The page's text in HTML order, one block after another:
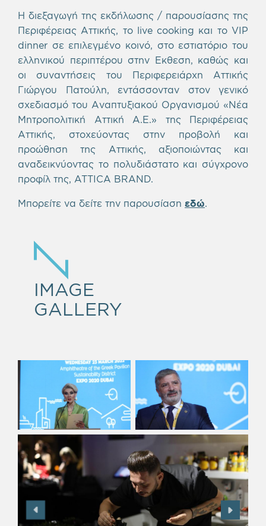
Η διεξαγωγή της εκδήλωσης / παρουσίασης της
Περιφέρειας Αττικής, το live cooking και το VIP
dinner σε επιλεγμένο κοινό, στο εστιατόριο του
ελληνικού περιπτέρου στην Εκθεση, καθώς και
οι συναντήσεις του Περιφερειάρχη Αττικής
Γιώργου Πατούλη, εντάσσονταν στον γενικό
σχεδιασμό του Αναπτυξιακού Οργανισμού «Νέα
Μητροπολιτική Αττική Α.Ε.» της Περιφέρειας
Αττικής, στοχεύοντας στην προβολή και
προώθηση της Αττικής, αξιοποιώντας και
αναδεικνύοντας το πολυδιάστατο και σύγχρονο
προφίλ της, ATTICA BRAND.
Μπορείτε να δείτε την παρουσίαση εδώ.
IMAGE
GALLERY